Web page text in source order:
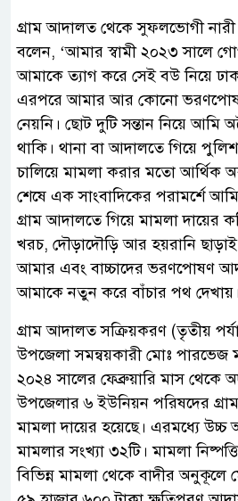
গ্রাম আদালত থেকে সুফলভোগী নারী
বলেন, ‘আমার স্বামী ২০২৩ সালে
আমাকে ত্যাগ করে সেই বউ নিয়ে
এরপরে আমার আর কোনো
নেয়নি। ছোট দুটি সন্তান নিয়ে আমি
থাকি। থানা বা আদালতে গিয়ে
চালিয়ে মামলা করার মতো আর্থিক
শেষে এক সাংবাদিকের পরামর্শে
গ্রাম আদালতে গিয়ে মামলা দায়ের
খরচ, দৌড়াদৌড়ি আর হয়রানি ছাড়াই
আমার এবং বাচ্চাদের ভরণপোষণ
আমাকে নতুন করে বাঁচার পথ
গ্রাম আদালত সক্রিয়করণ (তৃতীয়
উপজেলা সমন্বয়কারী মোঃ পারভেজ
২০২৪ সালের ফেব্রুয়ারি মাস থেকে
উপজেলার ৬ ইউনিয়ন পরিষদের
মামলা দায়ের হয়েছে। এরমধ্যে উচ্চ
মামলার সংখ্যা ৩২টি। মামলা
বিভিন্ন মামলা থেকে বাদীর